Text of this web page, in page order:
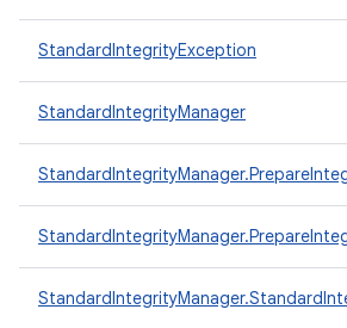
StandardIntegrityException
StandardIntegrityManager